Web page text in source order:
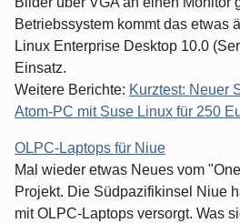
Betriebssystem kommt das etwas
Linux Enterprise Desktop 10.0
Einsatz.
Weitere Berichte: Kurztest: Neuer
Atom-PC mit Suse Linux für 250
OLPC-Laptops für Niue
Mal wieder etwas Neues vom
Projekt. Die Südpazifikinsel Niue
mit OLPC-Laptops versorgt. Was